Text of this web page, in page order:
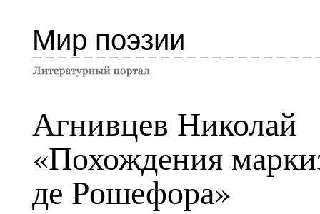
Мир поэзии
Агнивцев Николай
«Похождения
де Рошефора»